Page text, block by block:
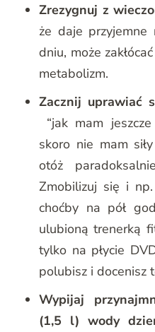
Zrezygnuj z
że daje przyjemne
dniu, może
metabolizm.
Zacznij uprawiać
“jak mam
skoro nie mam
otóż
Zmobilizuj się i
choćby na pół
ulubioną trenerką
tylko na płycie
polubisz i docenisz
Wypijaj
(1,5 l) wody